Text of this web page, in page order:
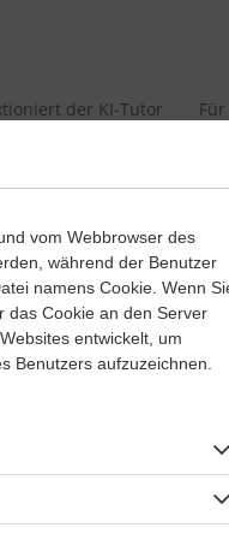
der KI-Tutor
im
wird
Dabei
vom Webbrowser des
während der Benutzer
namens Cookie. Wenn
das Cookie an den Server
entwickelt, um
Benutzers aufzuzeichnen.